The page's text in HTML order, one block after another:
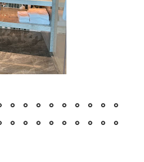
。。。。。。。。。
。。。。。。。。。